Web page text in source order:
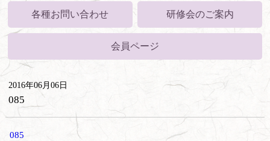
各種お問い合わせ 研修会のご案内
会員ページ
2016年06月06日
085
085